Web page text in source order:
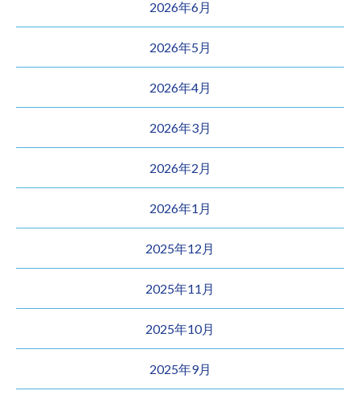
2026年6月
2026年5月
2026年4月
2026年3月
2026年2月
2026年1月
2025年12月
2025年11月
2025年10月
2025年9月